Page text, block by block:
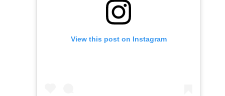
View this post on Instagram